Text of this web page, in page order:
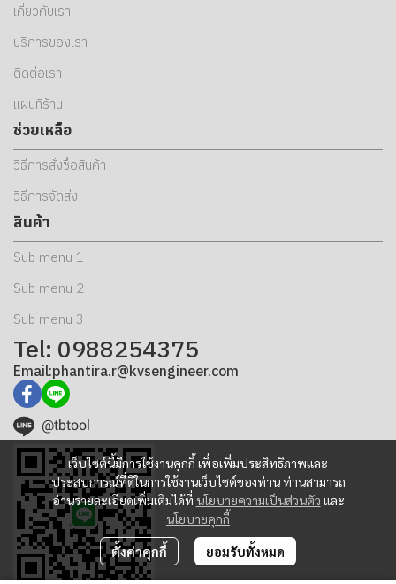
เว็บไซต์นี้มีการใช้งานคุกกี้ เพื่อเพิ่มประสิทธิภาพและ
ประสบการณ์ที่ดีในการใช้งานเว็บไซต์ของท่าน ท่านสามารถ
อ่านรายละเอียดเพิ่มเติมได้ที่ นโยบายความเป็นส่วนตัว และ
นโยบายคุกกี้
ตั้งค่าคุกกี้ ยอมรับทั้งหมด
เกี่ยวกับเรา
บริการของเรา
ติดต่อเรา
แผนที่ร้าน
ช่วยเหลือ
วิธีการสั่งซื้อสินค้า
วิธีการจัดส่ง
สินค้า
Sub menu 1
Sub menu 2
Sub menu 3
Tel: 0988254375
Email:phantira.r@kvsengineer.com
@tbtool